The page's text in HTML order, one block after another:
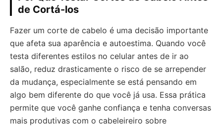
de Cortá-los
Fazer um corte de cabelo é uma decisão importante
que afeta sua aparência e autoestima. Quando você
testa diferentes estilos no celular antes de ir ao
salão, reduz drasticamente o risco de se arrepender
da mudança, especialmente se está pensando em
algo bem diferente do que você já usa. Essa prática
permite que você ganhe confiança e tenha conversas
mais produtivas com o cabeleireiro sobre